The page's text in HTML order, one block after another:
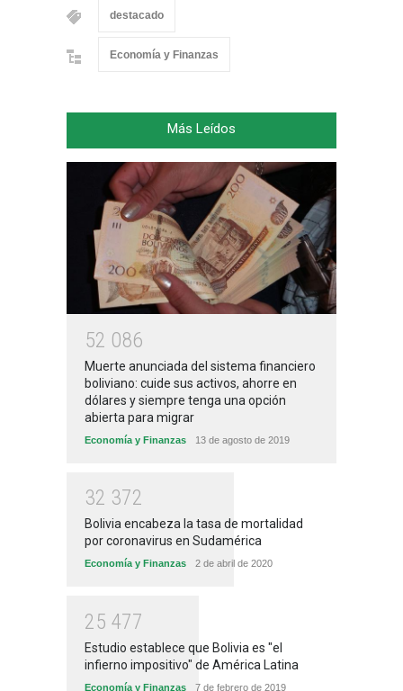
destacado
Economía y Finanzas
Más Leídos
52 086
Muerte anunciada del sistema financiero
boliviano: cuide sus activos, ahorre en
dólares y siempre tenga una opción
abierta para migrar
Economía y Finanzas 13 de agosto de 2019
32 372
Bolivia encabeza la tasa de mortalidad
por coronavirus en Sudamérica
Economía y Finanzas 2 de abril de 2020
25 477
Estudio establece que Bolivia es "el
infierno impositivo" de América Latina
Economía y Finanzas 7 de febrero de 2019